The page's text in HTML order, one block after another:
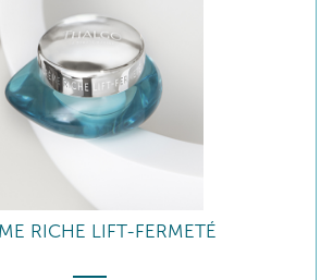
RICHE LIFT-FERMETÉ